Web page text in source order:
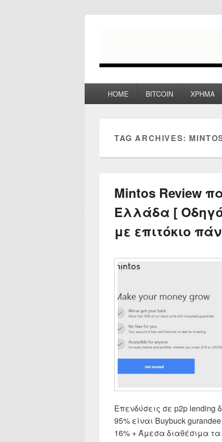
HOME BITCOIN ΧΡΗΜΑ
TAG ARCHIVES:
Mintos Review
Ελλάδα [
με επιτόκιο
Επενδύσεις σε p2p lending
95% είναι Buybuck
16% + Άμεσα διαθέσιμα